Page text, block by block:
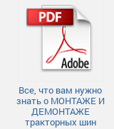
Все, что вам нужно
знать о МОНТАЖЕ И
ДЕМОНТАЖЕ
тракторных шин